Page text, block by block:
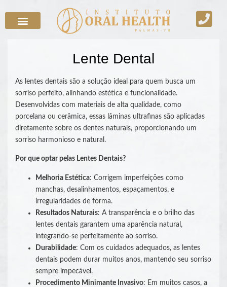
Lente Dental
As lentes dentais são a solução ideal para quem busca um
sorriso perfeito, alinhando estética e funcionalidade.
Desenvolvidas com materiais de alta qualidade, como
porcelana ou cerâmica, essas lâminas ultrafinas são aplicadas
diretamente sobre os dentes naturais, proporcionando um
sorriso harmonioso e natural.
Por que optar pelas Lentes Dentais?
Melhoria Estética: Corrigem imperfeições como
manchas, desalinhamentos, espaçamentos, e
irregularidades de forma.
Resultados Naturais: A transparência e o brilho das
lentes dentais garantem uma aparência natural,
integrando-se perfeitamente ao sorriso.
Durabilidade: Com os cuidados adequados, as lentes
dentais podem durar muitos anos, mantendo seu sorriso
sempre impecável.
Procedimento Minimante Invasivo: Em muitos casos, a